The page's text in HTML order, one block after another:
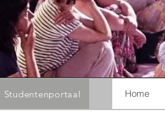
Home
Studentenportaal